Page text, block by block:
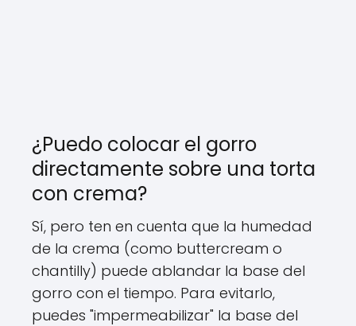
¿Puedo colocar el gorro
directamente sobre una torta
con crema?
Sí, pero ten en cuenta que la humedad
de la crema (como buttercream o
chantilly) puede ablandar la base del
gorro con el tiempo. Para evitarlo,
puedes "impermeabilizar" la base del